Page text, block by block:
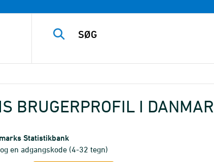
BRUGERPROFIL I
Statistikbank
en adgangskode (4-32 tegn)